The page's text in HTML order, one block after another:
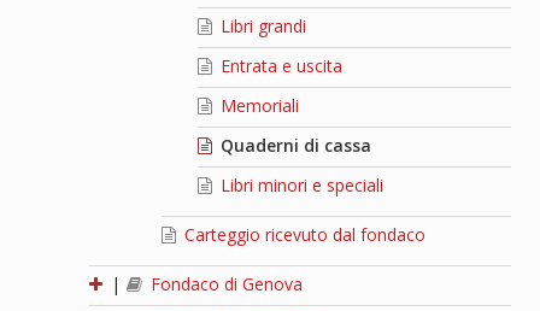
Libri grandi
Entrata e uscita
Memoriali
Quaderni di cassa
Libri minori e speciali
Carteggio ricevuto dal fondaco
|
Fondaco di Genova